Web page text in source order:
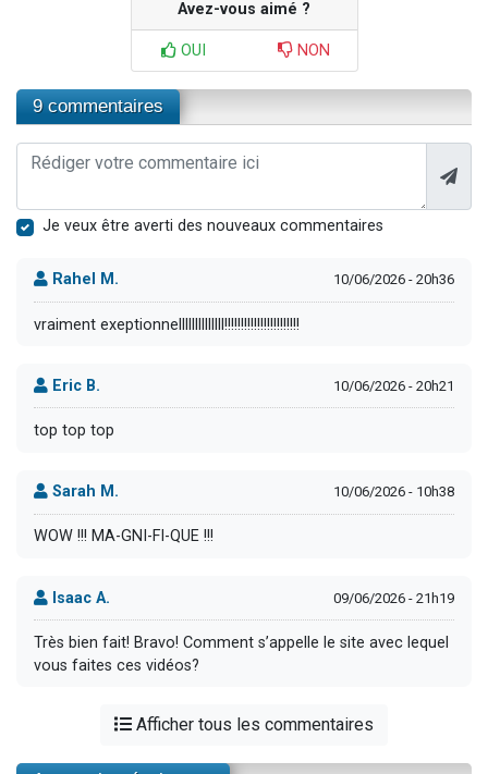
Avez-vous aimé ?
OUI NON
9 commentaires
Je veux être averti des nouveaux commentaires
Rahel M. 10/06/2026 - 20h36
vraiment exeptionnellllllllllllll!!!!!!!!!!!!!!!!!!!!!!!
Eric B. 10/06/2026 - 20h21
top top top
Sarah M. 10/06/2026 - 10h38
WOW !!! MA-GNI-FI-QUE !!!
Isaac A. 09/06/2026 - 21h19
Très bien fait! Bravo! Comment s’appelle le site avec lequel
vous faites ces vidéos?
Afficher tous les commentaires